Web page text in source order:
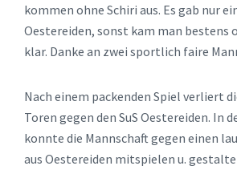
kommen ohne Schiri aus. Es gab nur
Oestereiden, sonst kam man bestens
klar. Danke an zwei sportlich faire
Nach einem packenden Spiel verliert
Toren gegen den SuS Oestereiden. In
konnte die Mannschaft gegen einen
aus Oestereiden mitspielen u.